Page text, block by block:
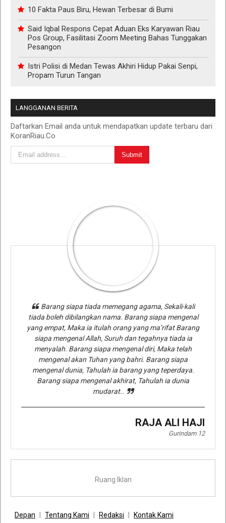
10 Fakta Paus Biru, Hewan Terbesar di Bumi
Said Iqbal Respons Cepat Aduan Eks Karyawan Riau
Pos Group, Fasilitasi Zoom Meeting Bahas Tunggakan
Pesangon
Istri Polisi di Medan Tewas Akhiri Hidup Pakai Senpi,
Propam Turun Tangan
LANGGANAN BERITA
Daftarkan Email anda untuk mendapatkan update terbaru dari
KoranRiau.Co
Barang siapa tiada memegang agama, Sekali-kali
tiada boleh dibilangkan nama. Barang siapa mengenal
yang empat, Maka ia itulah orang yang ma’rifat Barang
siapa mengenal Allah, Suruh dan tegahnya tiada ia
menyalah. Barang siapa mengenal diri, Maka telah
mengenal akan Tuhan yang bahri. Barang siapa
mengenal dunia, Tahulah ia barang yang teperdaya.
Barang siapa mengenal akhirat, Tahulah ia dunia
mudarat..
RAJA ALI HAJI
Gurindam 12
Ruang Iklan
Depan Tentang Kami Redaksi
Kontak Kami